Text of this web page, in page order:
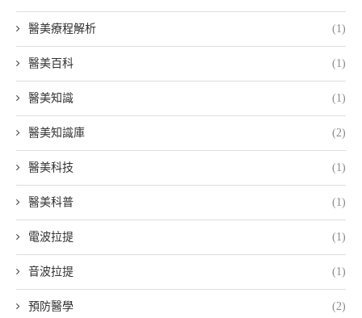
醫美療程解析 (1)
醫美百科 (1)
醫美知識 (1)
醫美知識庫 (2)
醫美科技 (1)
醫美科普 (1)
電波拉提 (1)
音波拉提 (1)
預防醫學 (2)